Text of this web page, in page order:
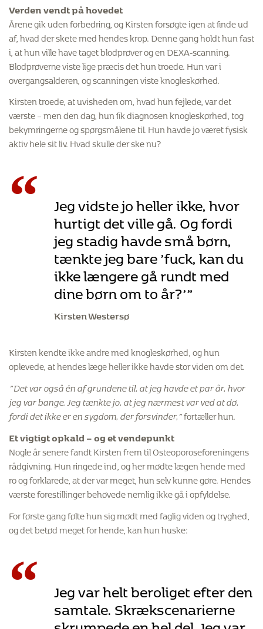
Verden vendt på hovedet
Årene gik uden forbedring, og Kirsten forsøgte igen at finde ud
af, hvad der skete med hendes krop. Denne gang holdt hun fast
i, at hun ville have taget blodprøver og en DEXA-scanning.
Blodprøverne viste lige præcis det hun troede. Hun var i
overgangsalderen, og scanningen viste knogleskørhed.
Kirsten troede, at uvisheden om, hvad hun fejlede, var det
værste – men den dag, hun fik diagnosen knogleskørhed, tog
bekymringerne og spørgsmålene til. Hun havde jo været fysisk
aktiv hele sit liv. Hvad skulle der ske nu?
“ Jeg vidste jo heller ikke, hvor
hurtigt det ville gå. Og fordi
jeg stadig havde små børn,
tænkte jeg bare ’fuck, kan du
ikke længere gå rundt med
dine børn om to år?’”
Kirsten Westersø
Kirsten kendte ikke andre med knogleskørhed, og hun
oplevede, at hendes læge heller ikke havde stor viden om det.
”Det var også én af grundene til, at jeg havde et par år, hvor
jeg var bange. Jeg tænkte jo, at jeg nærmest var ved at dø,
fordi det ikke er en sygdom, der forsvinder,”fortæller hun.
Et vigtigt opkald – og et vendepunkt
Nogle år senere fandt Kirsten frem til Osteoporoseforeningens
rådgivning. Hun ringede ind, og her mødte lægen hende med
ro og forklarede, at der var meget, hun selv kunne gøre. Hendes
værste forestillinger behøvede nemlig ikke gå i opfyldelse.
For første gang følte hun sig mødt med faglig viden og tryghed,
og det betød meget for hende, kan hun huske:
“ Jeg var helt beroliget efter den
samtale. Skrækscenarierne